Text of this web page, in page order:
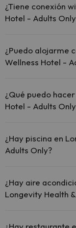
¿Tiene conexión
Hotel - Adults
Fi gratuito en
El Longevity
Fi gratuito en
¿Puedo alojarme
Wellness Hotel -
mascotas.
¿Qué puedo
Hotel - Adults
siguientes actividades
Masajista
¿Hay piscina en
Adults Only?
(este servicio puede
piscina y otras
¿Hay aire
Longevity Health
acondicionado en las